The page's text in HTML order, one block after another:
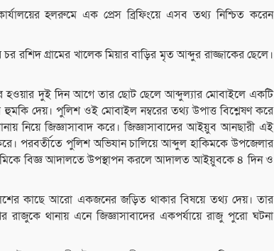
হলরুমে এক প্রেস ব্রিফিংয়ে এসব তথ্য নিশ্চিত করেন
রশিদ গ্রামের খালেক মিয়ার বাড়ির মৃত আব্দুর রাজ্জাকের ছেলে।
হওয়ার দুই দিন আগে তার ছোট ছেলে আব্দুল্যার মোবাইলে একটি
দেয়। পুলিশ ওই মোবাইল নম্বরের তথ্য উপাত্ত বিশ্লেষণ করে
নিয়ে জিজ্ঞাসাবাদ করে। জিজ্ঞাসাবাদের আইয়ুব আনছারী এই
পরবর্তীতে পুলিশ অভিযান চালিয়ে আব্দুল হাকিমকে উপজেলার
বিজ্ঞ আদালতে উপস্থাপন করলে আদালত আইয়ুবকে ৪ দিন ও
কাছে আরো একজনের জড়িত থাকার বিষয়ে তথ্য দেয়। তার
থানায় এনে জিজ্ঞাসাবাদের একপর্যায়ে রাজু পুরো ঘটনা